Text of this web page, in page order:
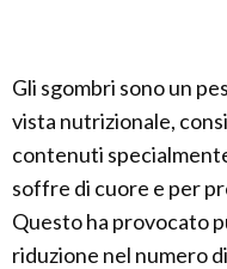
Gli sgombri sono un
vista nutrizionale,
contenuti
soffre di cuore e per
Questo ha provocato
riduzione nel numero